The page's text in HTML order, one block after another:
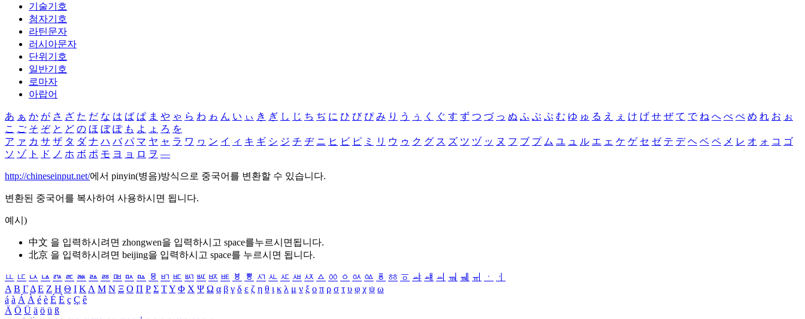
기술기호
첨자기호
라틴문자
러시아문자
단위기호
일반기호
로마자
아랍어
あ ぁ か が さ ざ た だ な は ば ぱ ま や ゃ ら わ ゎ ん い ぃ き ぎ し じ ち ぢ に ひ び ぴ み り う ぅ く ぐ す ず つ づ っ ぬ ふ ぶ ぷ む ゆ ゅ る え ぇ け げ せ ぜ て で ね へ べ ぺ め れ お ぉ
こ ご そ ぞ と ど の ほ ぼ ぽ も よ ょ ろ を
ア ァ カ サ ザ タ ダ ナ ハ バ パ マ ヤ ャ ラ ワ ヮ ン イ ィ キ ギ シ ジ チ ヂ ニ ヒ ビ ピ ミ リ ウ ゥ ク グ ス ズ ツ ヅ ッ ヌ フ ブ プ ム ユ ュ ル エ ェ ケ ゲ セ ゼ テ デ ヘ ベ ペ メ レ オ ォ コ ゴ
ソ ゾ ト ド ノ ホ ボ ポ モ ヨ ョ ロ ヲ ―
http://chineseinput.net/에서 pinyin(병음)방식으로 중국어를 변환할 수 있습니다.
변환된 중국어를 복사하여 사용하시면 됩니다.
예시)
中文 을 입력하시려면 zhongwen을 입력하시고 space를누르시면됩니다.
北京 을 입력하시려면 beijing을 입력하시고 space를 누르시면 됩니다.
ㅥ ㅦ ㅧ ㅨ ㅩ ㅪ ㅫ ㅬ ㅭ ㅮ ㅯ ㅰ ㅱ ㅲ ㅳ ㅴ ㅵ ㅶ ㅷ ㅸ ㅹ ㅺ ㅻ ㅼ ㅽ ㅾ ㅿ ㆀ ㆁ ㆂ ㆃ ㆄ ㆅ ㆆ ㆇ ㆈ ㆉ ㆊ ㆋ ㆌ ㆍ
ㆎ
Α Β ΓΔ Ε Ζ Η Θ Ι ΚΛ Μ Ν Ξ Ο Π Ρ Σ ΤΥ Φ Χ Ψ Ω α β γ δ ε ζ η θ ι κ λ μ ν ξ ο π ρ σ τ υ φ χ ψ ω
á à Á À é è É È ç Ç ê
Ä Ö Ü ä ö ü ß